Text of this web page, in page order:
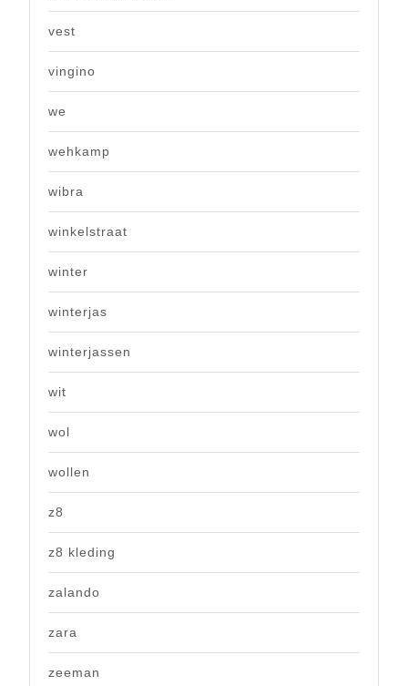
vest
vingino
we
wehkamp
wibra
winkelstraat
winter
winterjas
winterjassen
wit
wol
wollen
z8
z8 kleding
zalando
zara
zeeman